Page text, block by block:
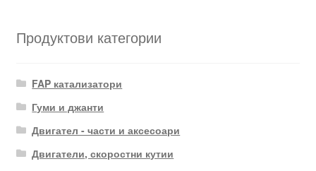
Продуктови категории
FAP катализатори
Гуми и джанти
Двигател - части и аксесоари
Двигатели, скоростни кутии